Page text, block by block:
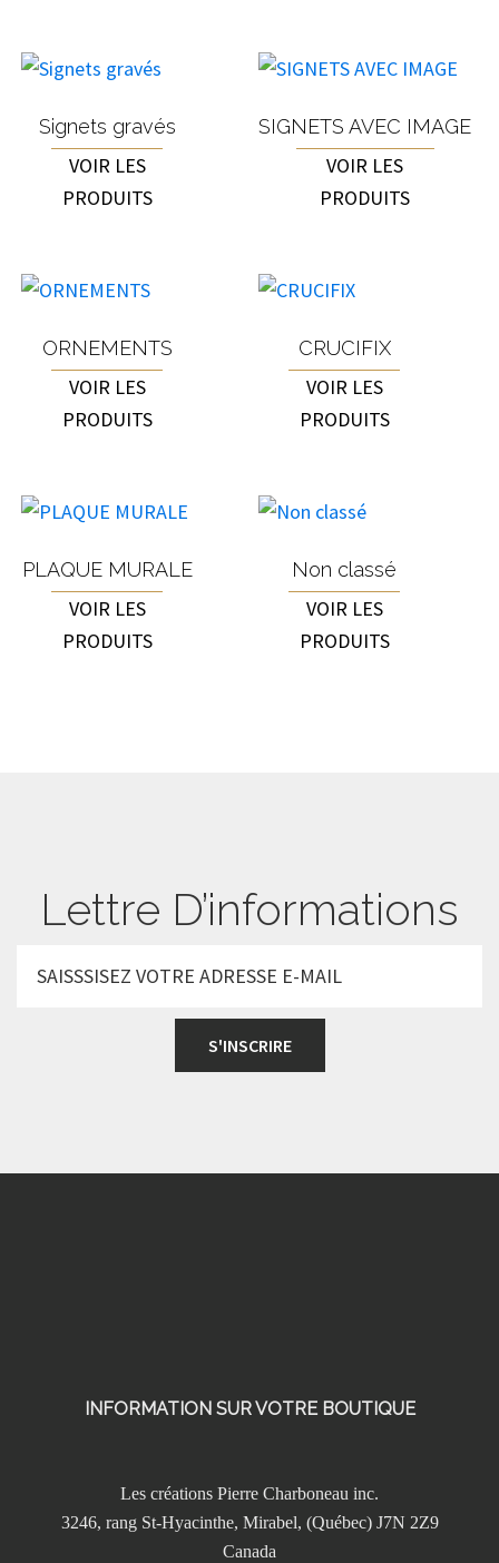
Signets gravés
VOIR LES
PRODUITS
SIGNETS AVEC IMAGE
VOIR LES
PRODUITS
ORNEMENTS
VOIR LES
PRODUITS
CRUCIFIX
VOIR LES
PRODUITS
PLAQUE MURALE
VOIR LES
PRODUITS
Non classé
VOIR LES
PRODUITS
Lettre D’informations
INFORMATION SUR VOTRE BOUTIQUE
Les créations Pierre Charboneau inc.
3246, rang St-Hyacinthe, Mirabel, (Québec) J7N 2Z9
Canada